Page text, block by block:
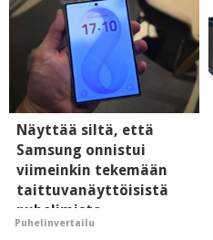
Näyttää siltä, että
Samsung onnistui
viimeinkin tekemään
taittuvanäyttöisistä
puhelimista
supersuosittuja
Puhelinvertailu